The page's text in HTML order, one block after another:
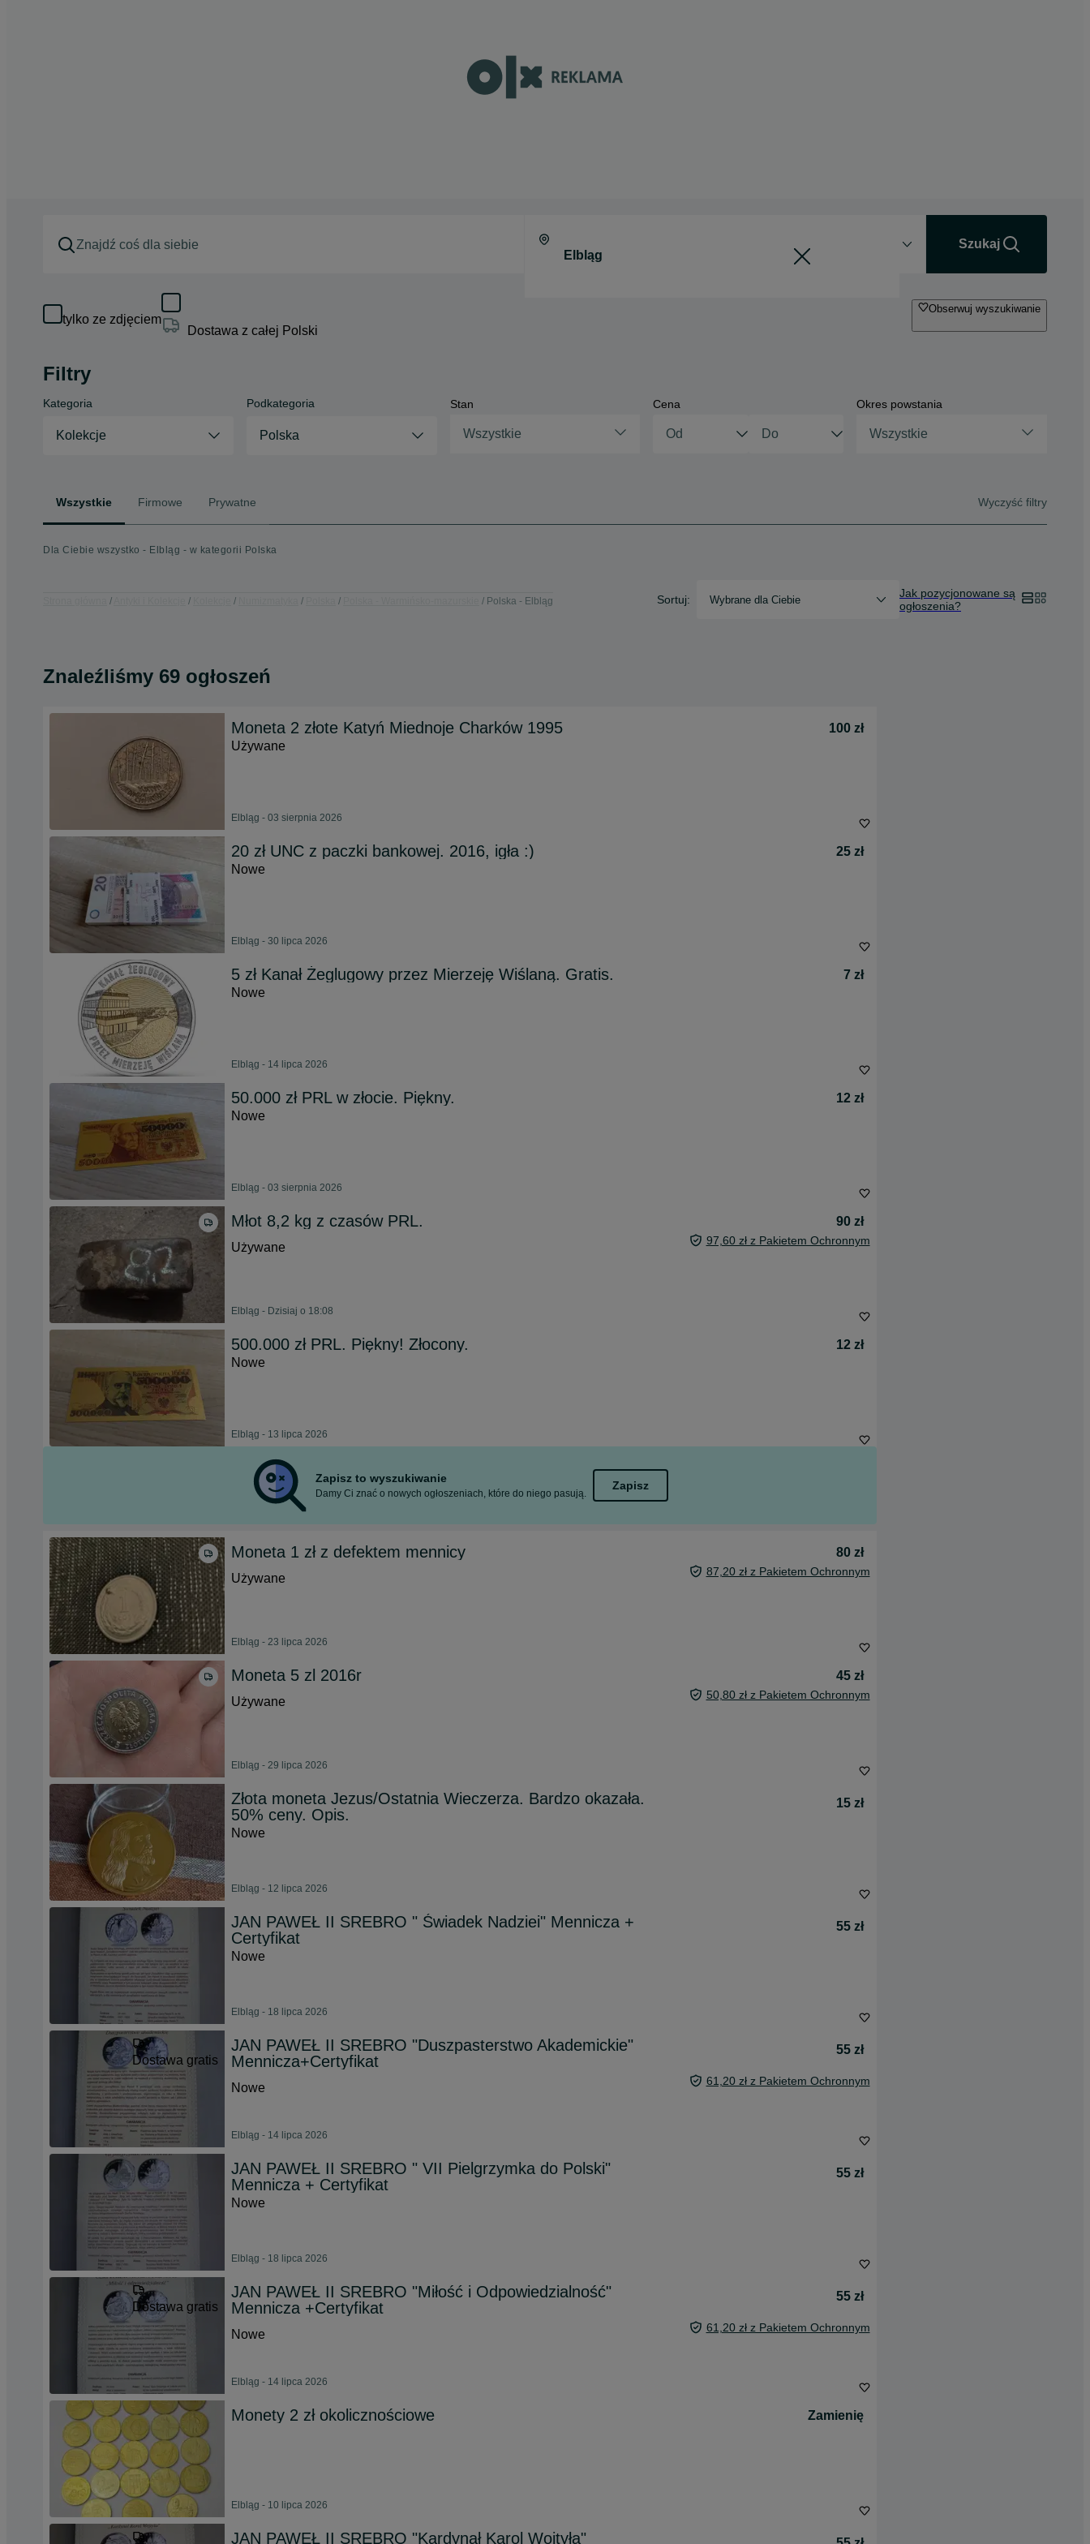
Szukaj
tylko ze zdjęciem
Dostawa z całej Polski
Obserwuj wyszukiwanie
Filtry
Kategoria
Kolekcje
Podkategoria
Polska
Stan
Wszystkie
Cena Okres powstania
Wszystkie
Wszystkie Firmowe Prywatne Wyczyść filtry
Dla Ciebie wszystko - Elbląg - w kategorii Polska
Polska - Elbląg Sortuj: Wybrane dla Ciebie
Jak pozycjonowane są
ogłoszenia?
Znaleźliśmy 69 ogłoszeń
Moneta 2 złote Katyń Miednoje Charków 1995
100 zł
Używane
Elbląg - 03 sierpnia 2026
20 zł UNC z paczki bankowej. 2016, igła :)
25 zł
Nowe
Elbląg - 30 lipca 2026
5 zł Kanał Żeglugowy przez Mierzeję Wiślaną. Gratis.
7 zł
Nowe
Elbląg - 14 lipca 2026
50.000 zł PRL w złocie. Piękny.
12 zł
Nowe
Elbląg - 03 sierpnia 2026
Młot 8,2 kg z czasów PRL.
90 zł
Używane
97,60 zł z Pakietem Ochronnym
Elbląg - Dzisiaj o 18:08
500.000 zł PRL. Piękny! Złocony.
12 zł
Nowe
Elbląg - 13 lipca 2026
Zapisz to wyszukiwanie
Damy Ci znać o nowych ogłoszeniach, które do niego pasują.
Zapisz
Moneta 1 zł z defektem mennicy
80 zł
Używane
87,20 zł z Pakietem Ochronnym
Elbląg - 23 lipca 2026
Moneta 5 zl 2016r
45 zł
Używane
50,80 zł z Pakietem Ochronnym
Elbląg - 29 lipca 2026
Złota moneta Jezus/Ostatnia Wieczerza. Bardzo okazała.
50% ceny. Opis.
15 zł
Nowe
Elbląg - 12 lipca 2026
JAN PAWEŁ II SREBRO " Świadek Nadziei" Mennicza +
Certyfikat
55 zł
Nowe
Elbląg - 18 lipca 2026
Dostawa gratis
JAN PAWEŁ II SREBRO "Duszpasterstwo Akademickie"
Mennicza+Certyfikat
55 zł
Nowe 61,20 zł z Pakietem Ochronnym
Elbląg - 14 lipca 2026
JAN PAWEŁ II SREBRO " VII Pielgrzymka do Polski"
Mennicza + Certyfikat
55 zł
Nowe
Elbląg - 18 lipca 2026
Dostawa gratis
JAN PAWEŁ II SREBRO "Miłość i Odpowiedzialność"
Mennicza +Certyfikat
55 zł
Nowe 61,20 zł z Pakietem Ochronnym
Elbląg - 14 lipca 2026
Monety 2 zł okolicznościowe Zamienię
Elbląg - 10 lipca 2026
JAN PAWEŁ II SREBRO "Kardynał Karol Wojtyła"